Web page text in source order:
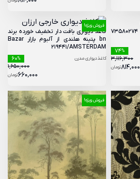
کاغذدیواری فرانسوی 73580274
%
74
3,116,300
تومان814,000
فروش ویژه!
کاغذ دیواری بافت دار تخفیف خورده برند
bn پتینه هلندی از آلبوم بازار Bazar
219441/AMSTERDAM
کاغذدیواری مدرن %
60
1,650,000
تومان660,000
فروش ویژه!